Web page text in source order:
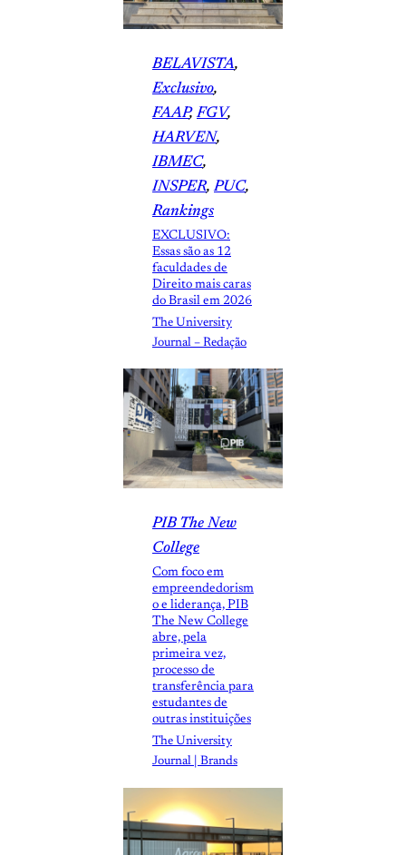
BELAVISTA
Exclusivo
FAAP, FGV
HARVEN
IBMEC
INSPER, PUC
Rankings
EXCLUSIVO:
Essas são as 12
faculdades de
Direito mais caras
do Brasil em 2026
The University
Journal – Redação
PIB The New
College
Com foco em
empreendedorism
o e liderança, PIB
The New College
abre, pela
primeira vez,
processo de
transferência para
estudantes de
outras instituições
The University
Journal | Brands